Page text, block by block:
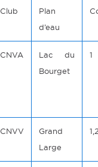
Club
Plan
d’eau
CNVA
Lac du
Bourget
1
CNVV
Grand
Large